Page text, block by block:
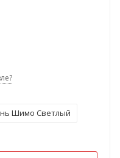
Шимо Светлый